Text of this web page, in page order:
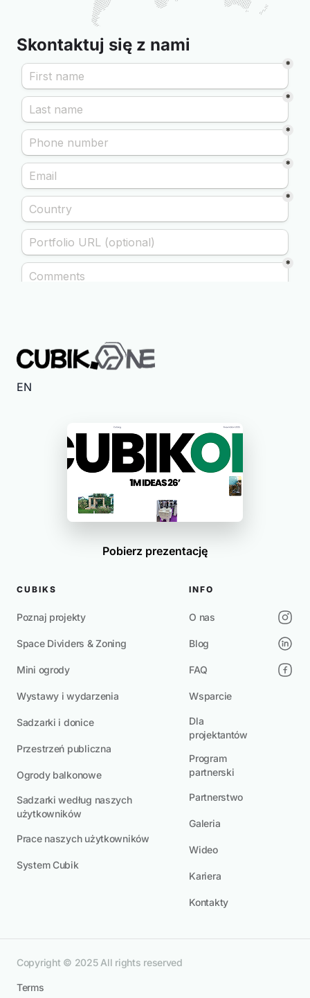
Skontaktuj się z nami
EN
Pobierz prezentację
CUBIKS
Poznaj projekty
Space Dividers & Zoning
Mini ogrody
Wystawy i wydarzenia
Sadzarki i donice
Przestrzeń publiczna
Ogrody balkonowe
Sadzarki według naszych
użytkowników
Prace naszych użytkowników
System Cubik
INFO
O nas
Blog
FAQ
Wsparcie
Dla
projektantów
Program
partnerski
Partnerstwo
Galeria
Wideo
Kariera
Kontakty
Copyright © 2025 All rights reserved
Terms